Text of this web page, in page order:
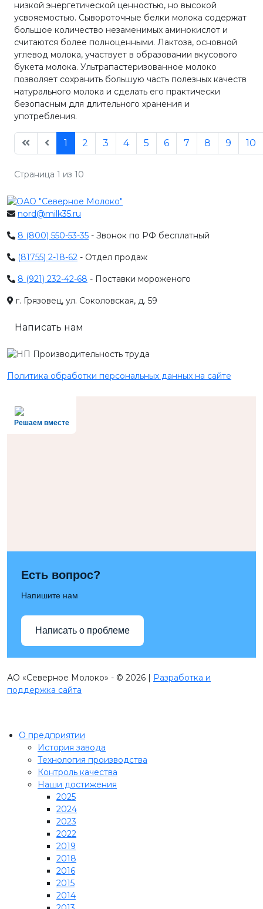
низкой энергетической ценностью, но высокой
усвояемостью. Сывороточные белки молока содержат
большое количество незаменимых аминокислот и
считаются более полноценными. Лактоза, основной
углевод молока, участвует в образовании вкусового
букета молока. Ультрапастеризованное молоко
позволяет сохранить большую часть полезных качеств
натурального молока и сделать его практически
безопасным для длительного хранения и
употребления.
1 2 3 4 5 6 7 8 9 10
Страница 1 из 10
nord@milk35.ru
8 (800) 550-53-35 - Звонок по РФ бесплатный
(81755) 2-18-62 - Отдел продаж
8 (921) 232-42-68 - Поставки мороженого
г. Грязовец, ул. Соколовская, д. 59
Написать нам
Политика обработки персональных данных на сайте
Решаем вместе
Есть вопрос?
Напишите нам
Написать о проблеме
АО «Северное Молоко» - © 2026 | Разработка и
поддержка сайта
О предприятии
История завода
Технология производства
Контроль качества
Наши достижения
2025
2024
2023
2022
2019
2018
2016
2015
2014